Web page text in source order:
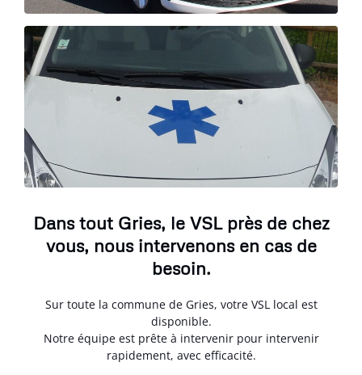
Dans tout Gries, le VSL près de chez
vous, nous intervenons en cas de
besoin.
Sur toute la commune de Gries, votre VSL local est
disponible.
Notre équipe est prête à intervenir pour intervenir
rapidement, avec efficacité.